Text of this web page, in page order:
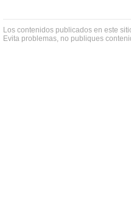
Los contenidos publicados en este
Evita problemas, no publiques